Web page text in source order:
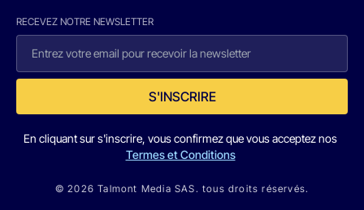
RECEVEZ NOTRE NEWSLETTER
S'INSCRIRE
En cliquant sur s'inscrire, vous confirmez que vous acceptez nos
Termes et Conditions
© 2026 Talmont Media SAS. tous droits réservés.